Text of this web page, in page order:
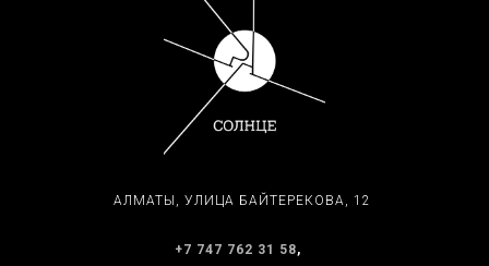
АЛМАТЫ, ​УЛИЦА БАЙТЕРЕКОВА, 12
+7 747 762 31 58,